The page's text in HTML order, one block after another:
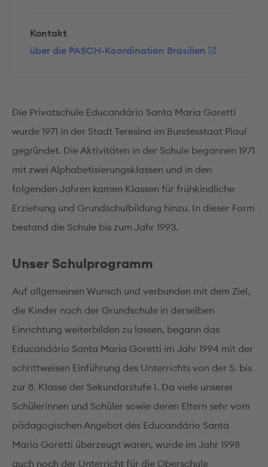
Kontakt
über die PASCH-Koordination Brasilien
Die Privatschule Educandário Santa Maria Goretti
wurde 1971 in der Stadt Teresina im Bundesstaat Piauí
gegründet. Die Aktivitäten in der Schule begannen 1971
mit zwei Alphabetisierungsklassen und in den
folgenden Jahren kamen Klassen für frühkindliche
Erziehung und Grundschulbildung hinzu. In dieser Form
bestand die Schule bis zum Jahr 1993.
Unser Schulprogramm
Auf allgemeinen Wunsch und verbunden mit dem Ziel,
die Kinder nach der Grundschule in derselben
Einrichtung weiterbilden zu lassen, begann das
Educandário Santa Maria Goretti im Jahr 1994 mit der
schrittweisen Einführung des Unterrichts von der 5. bis
zur 8. Klasse der Sekundarstufe I. Da viele unserer
Schülerinnen und Schüler sowie deren Eltern sehr vom
pädagogischen Angebot des Educandário Santa
Maria Goretti überzeugt waren, wurde im Jahr 1998
auch noch der Unterricht für die Oberschule